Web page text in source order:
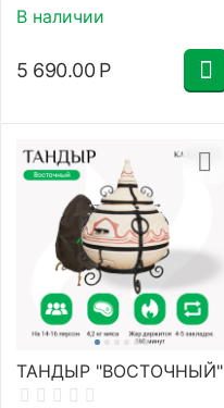
В наличии
5 690.00 Р
ТАНДЫР "ВОСТОЧНЫЙ"